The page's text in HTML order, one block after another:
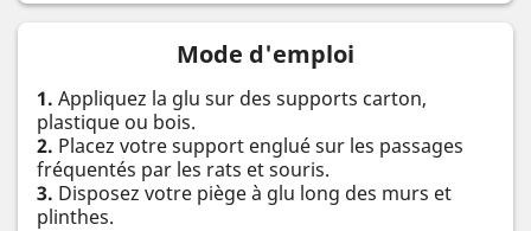
Mode d'emploi
1. Appliquez la glu sur des supports carton,
plastique ou bois.
2. Placez votre support englué sur les passages
fréquentés par les rats et souris.
3. Disposez votre piège à glu long des murs et
plinthes.